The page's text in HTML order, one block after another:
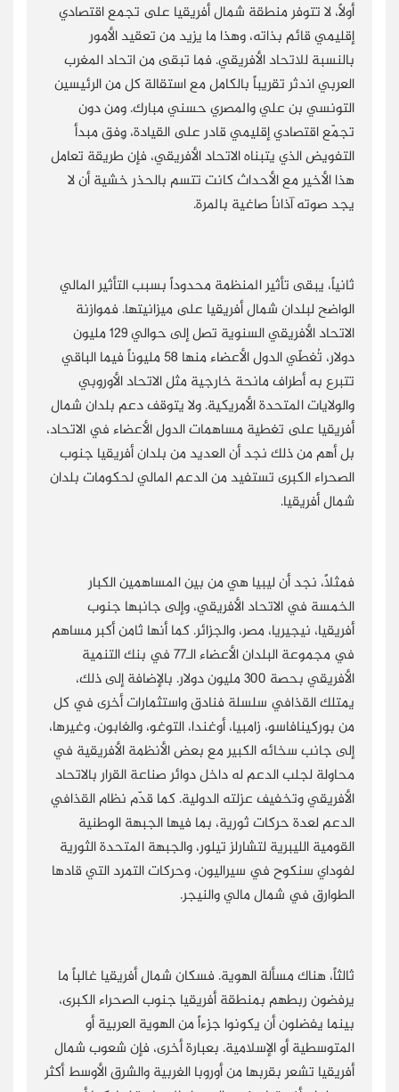
أولاً، لا تتوفر منطقة شمال أفريقيا على تجمع اقتصادي
إقليمي قائم بذاته، وهذا ما يزيد من تعقيد الأمور
بالنسبة للاتحاد الأفريقي. فما تبقى من اتحاد المغرب
العربي اندثر تقريباً بالكامل مع استقالة كل من الرئيسين
التونسي بن علي والمصري حسني مبارك. ومن دون
تجمّع اقتصادي إقليمي قادر على القيادة، وِفق مبدأ
التفويض الذي يتبناه الاتحاد الأفريقي، فإن طريقة تعامل
هذا الأخير مع الأحداث كانت تتسم بالحذر خشية أن لا
يجد صوته آذاناً صاغية بالمرة.
ثانياً، يبقى تأثير المنظمة محدوداً بسبب التأثير المالي
الواضح لبلدان شمال أفريقيا على ميزانيتها. فموازنة
الاتحاد الأفريقي السنوية تصل إلى حوالي 129 مليون
دولار، تُغطّي الدول الأعضاء منها 58 مليوناً فيما الباقي
تتبرع به أطراف مانحة خارجية مثل الاتحاد الأوروبي
والولايات المتحدة الأمريكية. ولا يتوقف دعم بلدان شمال
أفريقيا على تغطية مساهمات الدول الأعضاء في الاتحاد،
بل أهم من ذلك نجد أن العديد من بلدان أفريقيا جنوب
الصحراء الكبرى تستفيد من الدعم المالي لحكومات بلدان
شمال أفريقيا.
فمثلاً، نجد أن ليبيا هي من بين المساهمين الكبار
الخمسة في الاتحاد الأفريقي، وإلى جانبها جنوب
أفريقيا، نيجيريا، مصر، والجزائر. كما أنها ثامن أكبر مساهم
في مجموعة البلدان الأعضاء الـ77 في بنك التنمية
الأفريقي بحصة 300 مليون دولار. بالإضافة إلى ذلك،
يمتلك القذافي سلسلة فنادق واستثمارات أخرى في كل
من بوركينافاسو، زامبيا، أوغندا، التوغو، والغابون، وغيرها،
إلى جانب سخائه الكبير مع بعض الأنظمة الأفريقية في
محاولة لجلب الدعم له داخل دوائر صناعة القرار بالاتحاد
الأفريقي وتخفيف عزلته الدولية. كما قدّم نظام القذافي
الدعم لعدة حركات ثورية، بما فيها الجبهة الوطنية
القومية الليبرية لتشارلز تيلور، والجبهة المتحدة الثورية
لفوداي سنكوح في سيراليون، وحركات التمرد التي قادها
الطوارق في شمال مالي والنيجر.
ثالثاً، هناك مسألة الهوية. فسكان شمال أفريقيا غالباً ما
يرفضون ربطهم بمنطقة أفريقيا جنوب الصحراء الكبرى،
بينما يفضلون أن يكونوا جزءاً من الهوية العربية أو
المتوسطية أو الإسلامية. بعبارة أخرى، فإن شعوب شمال
أفريقيا تشعر بقربها من أوروبا الغربية والشرق الأوسط أكثر